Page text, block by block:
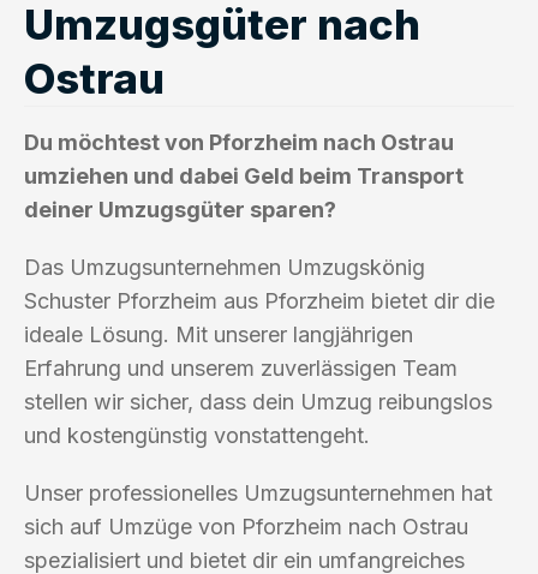
Umzugsgüter nach
Ostrau
Du möchtest von Pforzheim nach Ostrau
umziehen und dabei Geld beim Transport
deiner Umzugsgüter sparen?
Das Umzugsunternehmen Umzugskönig
Schuster Pforzheim aus Pforzheim bietet dir die
ideale Lösung. Mit unserer langjährigen
Erfahrung und unserem zuverlässigen Team
stellen wir sicher, dass dein Umzug reibungslos
und kostengünstig vonstattengeht.
Unser professionelles Umzugsunternehmen hat
sich auf Umzüge von Pforzheim nach Ostrau
spezialisiert und bietet dir ein umfangreiches